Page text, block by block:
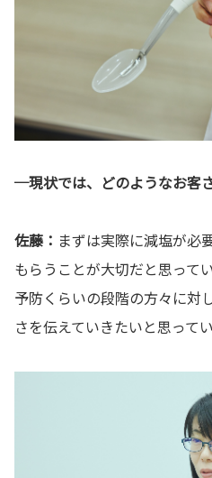
─現状では、どのようなお客
佐藤： まずは実際に減塩が必
もらうことが大切だと思って
予防くらいの段階の方々に対
さを伝えていきたいと思ってい